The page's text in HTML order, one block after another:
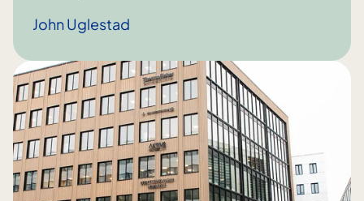
John Uglestad